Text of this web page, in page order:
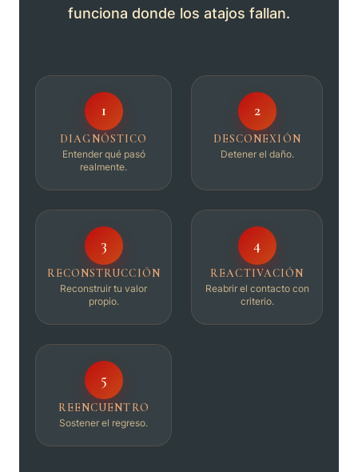
funciona donde los atajos fallan.
1
DIAGNÓSTICO
Entender qué pasó
realmente.
2
DESCONEXIÓN
Detener el daño.
3
RECONSTRUCCIÓN
Reconstruir tu valor
propio.
4
REACTIVACIÓN
Reabrir el contacto con
criterio.
5
REENCUENTRO
Sostener el regreso.